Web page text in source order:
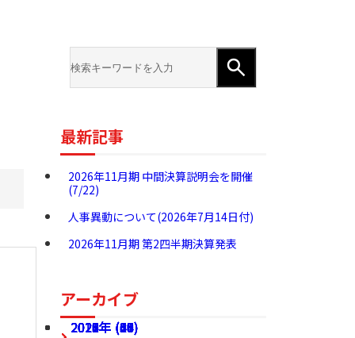
最新記事
2026年11月期 中間決算説明会を開催
(7/22)
人事異動について(2026年7月14日付)
2026年11月期 第2四半期決算発表
アーカイブ
2026年 (27)
2025年 (68)
2024年 (60)
2023年 (54)
2022年 (49)
2021年 (46)
2020年 (37)
2019年 (24)
2018年 (36)
2017年 (28)